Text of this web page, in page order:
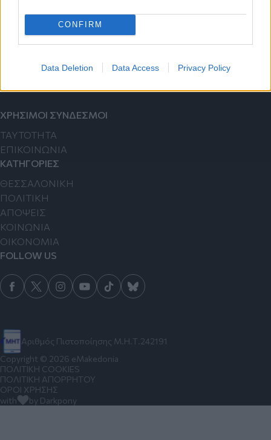
CONFIRM
Data Deletion Data Access Privacy Policy
Ενημερωθείτε πρώτοι για σημαντικότερα νέα της ημέρας
απευθείας στο email σας.
Εγγραφή
Αριθμός Πιστοποίησης Μ.Η.Τ.242191
ΧΡΗΣΙΜΟΙ ΣΥΝΔΕΣΜΟΙ
TAYTOTHTA
ΕΠΙΚΟΙΝΩΝΙΑ
ΚΑΤΗΓΟΡΙΕΣ
ΘΕΣΣΑΛΟΝΙΚΗ
ΠΟΛΙΤΙΚΗ
ΑΠΟΨΕΙΣ
ΚΟΙΝΩΝΙΑ
ΟΙΚΟΝΟΜΙΑ
FOLLOW US
Copyright © 2026 eMakedonia
ΠΟΛΙΤΙΚΗ COOKIES
ΠΟΛΙΤΙΚΗ ΑΠΟΡΡΗΤΟΥ
ΟΡΟΙ ΧΡΗΣΗΣ
with
by Darkpony